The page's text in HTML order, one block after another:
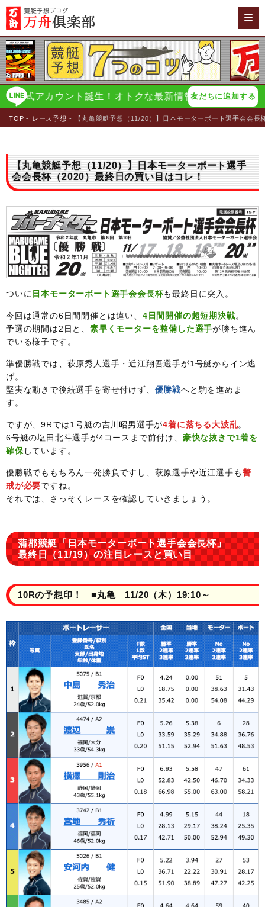
カウント誕生！オトクな最新情報をイチ早く配信！ 万
友だちに追加する
TOP レース予想 【丸亀競艇予想（11/20）】日本モーターボート選手会会
【丸亀競艇予想（11/20）】日本モーターボート選手
会会長杯（2020）最終日の買い目はコレ！
ついに 日本モーターボート選手会会長杯も最終日に突入。
今回は通常の6日間開催とは違い、 4日間開催の超短期決戦。
予選の期間は2日と、素早くモーターを整備した選手が勝ち進ん
でいる様子です。
準優勝戦では、萩原秀人選手・近江翔吾選手が1号艇からイン逃
げ。
堅実な動きで後続選手を寄せ付けず、 優勝戦へと駒を進めま
す。
ですが、9Rでは1号艇の吉川昭男選手が4着に落ちる大波乱。
6号艇の塩田北斗選手が4コースまで前付け、 豪快な抜きで1着を
確保しています。
優勝戦でももちろん一発勝負ですし、萩原選手や近江選手も警
戒が必要ですね。
それでは、さっそくレースを確認していきましょう。
蒲郡競艇「日本モーターボート選手会会長杯」
最終日（11/19）の注目レースと買い目
10Rの予想印！ ■丸亀 11/20（木）19:10～